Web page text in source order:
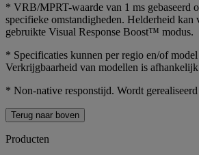
* VRB/MPRT-waarde van 1 ms gebaseerd
specifieke omstandigheden. Helderheid kan
gebruikte Visual Response Boost™ modus.
* Specificaties kunnen per regio en/of
Verkrijgbaarheid van modellen is
* Non-native responstijd. Wordt
Terug naar boven
Producten